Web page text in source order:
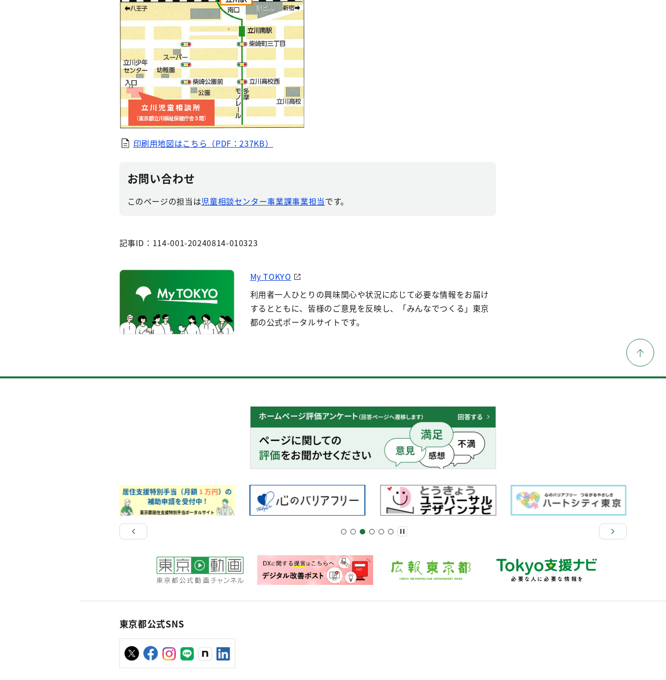
印刷用地図はこちら（PDF：237KB）
お問い合わせ
このページの担当は児童相談センター事業課事業担当です。
記事ID：114-001-20240814-010323
My TOKYO
利用者一人ひとりの興味関心や状況に応じて必要な情報をお届け
するとともに、皆様のご意見を反映し、「みんなでつくる」東京
都の公式ポータルサイトです。
東京都公式SNS